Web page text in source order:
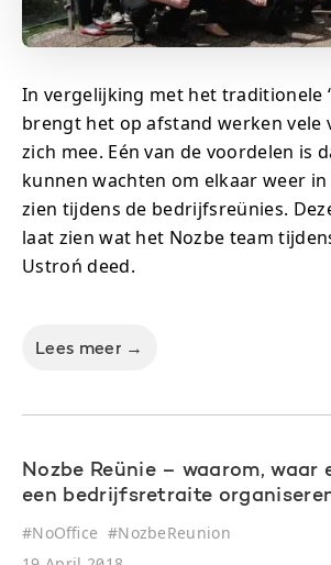
In vergelijking met het traditionele
brengt het op afstand werken vele
zich mee. Eén van de voordelen is
kunnen wachten om elkaar weer
zien tijdens de bedrijfsreünies.
laat zien wat het Nozbe team
Ustroń deed.
Lees meer →
Nozbe Reünie – waarom, waar
een bedrijfsretraite
#NoOffice #NozbeReunion